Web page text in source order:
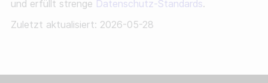
und erfüllt strenge Datenschutz-Standards.
Zuletzt aktualisiert: 2026-05-28